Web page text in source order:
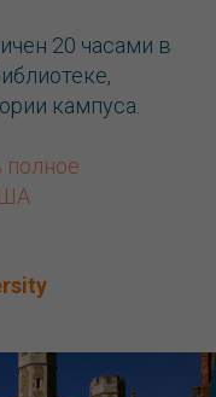
20 часами в
кампуса.
полное